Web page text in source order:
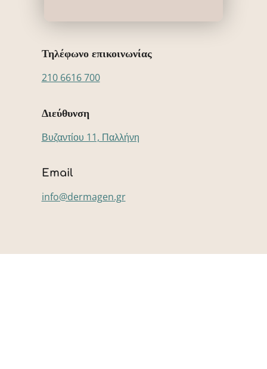
Τηλέφωνο επικοινωνίας
210 6616 700
Διεύθυνση
Βυζαντίου 11, Παλλήνη
Email
info@dermagen.gr